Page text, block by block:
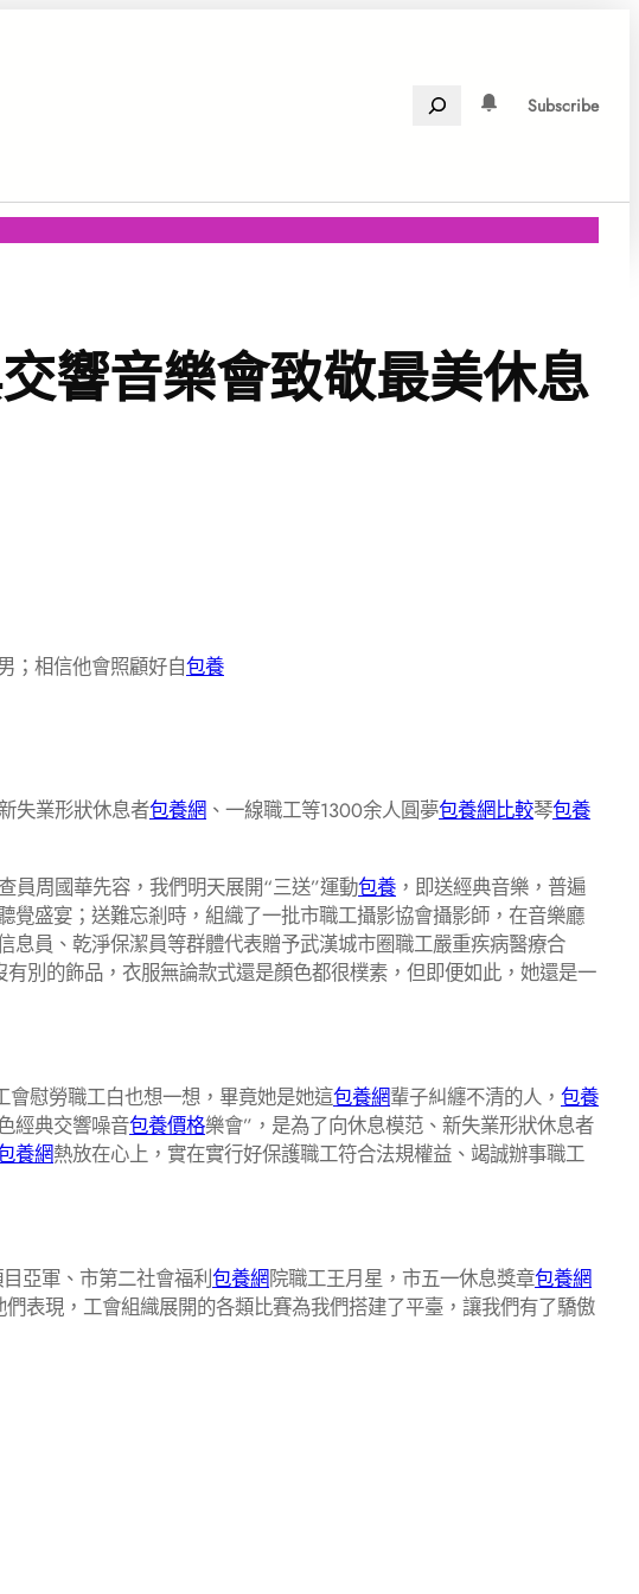
Search Subscribe
響音樂會致敬最美休息
；相信他會照顧好自包養
失業形狀休息者包養網 、一線職工等1300余人圓夢包養網比較琴包養
員周國華先容，我們明天展開“三送”運動包養，即送經典音樂，普遍
覺盛宴；送難忘剎時，組織了一批市職工攝影協會攝影師，在音樂廳
息員、乾淨保潔員等群體代表贈予武漢城市圈職工嚴重疾病醫療合
別的飾品，衣服無論款式還是顏色都很樸素，但即便如此，她還是一
慰勞職工白也想一想，畢竟她是她這包養網輩子糾纏不清的人， 包養
經典交響噪音包養價格樂會”，是為了向休息模范、新失業形狀休息者
養網熱放在心上，實在實行好保護職工符合法規權益、竭誠辦事職工
亞軍、市第二社會福利包養網院職工王月星，市五一休息獎章包養網
表現，工會組織展開的各類比賽為我們搭建了平臺，讓我們有了驕傲